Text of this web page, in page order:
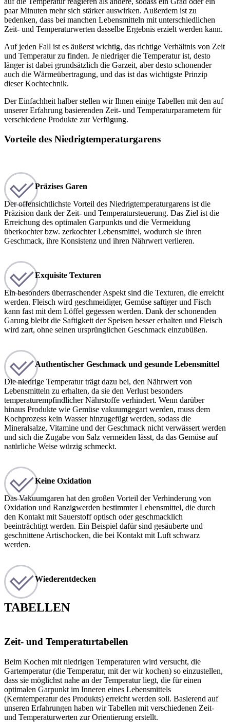
paar Minuten mehr sich stärker auswirken. Außerdem ist zu
bedenken, dass bei manchen Lebensmitteln mit unterschiedlichen
Zeit- und Temperaturwerten dasselbe Ergebnis erzielt werden kann.
Auf jeden Fall ist es äußerst wichtig, das richtige Verhältnis von Zeit
und Temperatur zu finden. Je niedriger die Temperatur ist, desto
länger ist dabei grundsätzlich die Garzeit, aber desto schonender
auch die Wärmeübertragung, und das ist das wichtigste Prinzip
dieser Kochtechnik.
Der Einfachheit halber stellen wir Ihnen einige Tabellen mit den auf
unserer Erfahrung basierenden Zeit- und Temperaturparametern für
verschiedene Produkte zur Verfügung.
Vorteile des Niedrigtemperaturgarens
Präzises Garen
Der offensichtlichste Vorteil des Niedrigtemperaturgarens ist die
Präzision dank der Zeit- und Temperatursteuerung. Das Ziel ist die
Erreichung des optimalen Garpunkts und die Vermeidung
überkochter bzw. zerkochter Lebensmittel, wodurch sie ihren
Geschmack, ihre Konsistenz und ihren Nährwert verlieren.
Exquisite Texturen
Ein besonders überraschender Aspekt sind die Texturen, die erreicht
werden. Fleisch wird geschmeidiger, Gemüse saftiger und Fisch
kann fast mit dem Löffel gegessen werden. Dank der schonenden
Garung bleibt die Saftigkeit der Speisen besser erhalten und Fleisch
wird zart, ohne seinen ursprünglichen Geschmack einzubüßen.
Authentischer Geschmack und gesunde Lebensmittel
Die niedrige Temperatur trägt dazu bei, den Nährwert von
Lebensmitteln zu erhalten, da sie den Verlust besonders
temperaturempfindlicher Nährstoffe verhindert. Wenn darüber
hinaus Produkte wie Gemüse vakuumgegart werden, muss dem
Kochprozess kein Wasser hinzugefügt werden, sodass die
Mineralsalze, Vitamine und der Geschmack nicht verwässert werden
und sich die Zugabe von Salz vermeiden lässt, da das Gemüse auf
natürliche Weise würzig schmeckt.
Keine Oxidation
Das Vakuumgaren hat den großen Vorteil der Verhinderung von
Oxidation und Ranzigwerden bestimmter Lebensmittel, die durch
den Kontakt mit Sauerstoff optisch oder geschmacklich
beeinträchtigt werden. Ein Beispiel dafür sind gesäuberte und
geschnittene Artischocken, die bei Kontakt mit Luft schwarz
werden.
Wiederentdecken
TABELLEN
Zeit- und Temperaturtabellen
Beim Kochen mit niedrigen Temperaturen wird versucht, die
Gartemperatur (die Temperatur, mit der wir kochen) so einzustellen,
dass sie möglichst nahe an der Temperatur liegt, die für einen
optimalen Garpunkt im Inneren eines Lebensmittels
(Kerntemperatur des Produkts) erreicht werden soll. Basierend auf
unseren Erfahrungen haben wir Tabellen mit verschiedenen Zeit-
und Temperaturwerten zur Orientierung erstellt.